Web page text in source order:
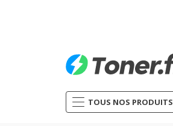
TOUS NOS PRODUITS